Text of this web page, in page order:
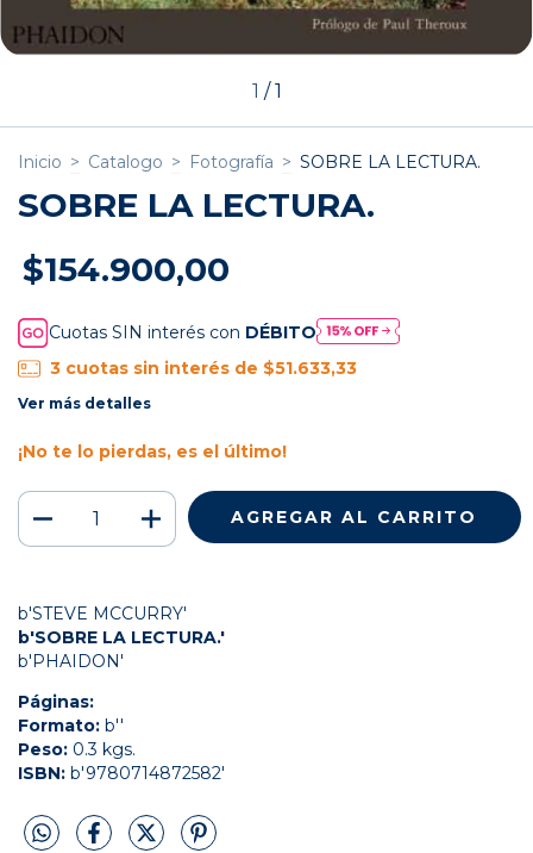
1 /1
Inicio > Catalogo > Fotografía > SOBRE LA LECTURA.
SOBRE LA LECTURA.
$154.900,00
Cuotas SIN interés con DÉBITO
3 cuotas sin interés de $51.633,33
Ver más detalles
¡No te lo pierdas, es el último!
b'STEVE MCCURRY'
b'SOBRE LA LECTURA.'
b'PHAIDON'
Páginas:
Formato: b''
Peso: 0.3 kgs.
ISBN: b'9780714872582'